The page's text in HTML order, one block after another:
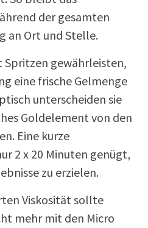
der gesamten
an Ort und Stelle.
Spritzen gewährleisten,
eine frische Gelmenge
unterscheiden sie
Goldelement von den
Eine kurze
2 x 20 Minuten genügt,
zu erzielen.
Viskosität sollte
mehr mit den Micro